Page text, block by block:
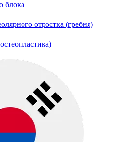
блока
отростка (гребня)